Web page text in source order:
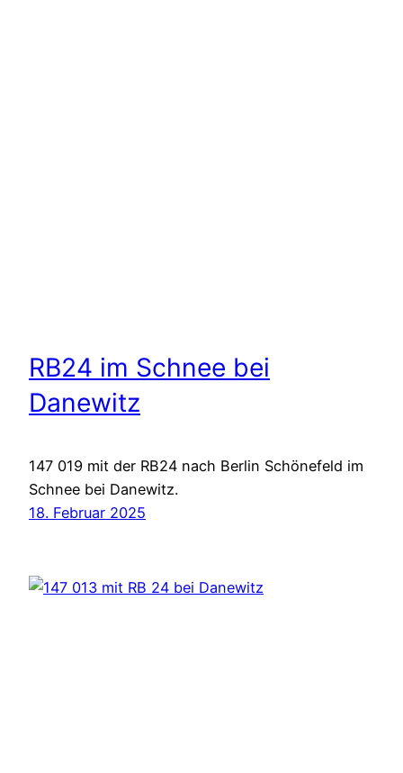
RB24 im Schnee bei
Danewitz
147 019 mit der RB24 nach Berlin Schönefeld im
Schnee bei Danewitz.
18. Februar 2025